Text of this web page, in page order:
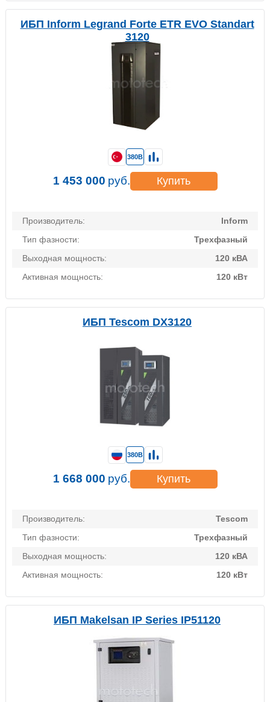
ИБП Inform Legrand Forte ETR EVO Standart
3120
Производитель:
Inform
Тип фазности:
Трехфазный
Выходная мощность:
120 кВА
Активная мощность:
120 кВт
380В
1 453 000 руб. Купить
ИБП Tescom DX3120
Производитель:
Tescom
Тип фазности:
Трехфазный
Выходная мощность:
120 кВА
Активная мощность:
120 кВт
380В
1 668 000 руб. Купить
ИБП Makelsan IP Series IP51120